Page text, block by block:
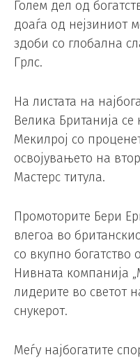
Голем дел од
доаѓа од нејзиниот
здоби со глобална
Грлс.
На листата на
Велика Британија
Мекилрој со
освојувањето на
Мастерс титула.
Промоторите Бери
влегоа во
со вкупно богатство
Нивната компанија
лидерите во светот
снукерот.
Меѓу најбогатите